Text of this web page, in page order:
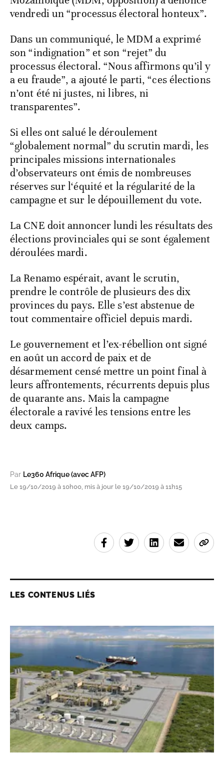
vendredi un “processus électoral honteux”.
Dans un communiqué, le MDM a exprimé
son “indignation” et son “rejet” du
processus électoral. “Nous affirmons qu’il y
a eu fraude”, a ajouté le parti, “ces élections
n’ont été ni justes, ni libres, ni
transparentes”.
Si elles ont salué le déroulement
“globalement normal” du scrutin mardi, les
principales missions internationales
d’observateurs ont émis de nombreuses
réserves sur l‘équité et la régularité de la
campagne et sur le dépouillement du vote.
La CNE doit annoncer lundi les résultats des
élections provinciales qui se sont également
déroulées mardi.
La Renamo espérait, avant le scrutin,
prendre le contrôle de plusieurs des dix
provinces du pays. Elle s’est abstenue de
tout commentaire officiel depuis mardi.
Le gouvernement et l’ex-rébellion ont signé
en août un accord de paix et de
désarmement censé mettre un point final à
leurs affrontements, récurrents depuis plus
de quarante ans. Mais la campagne
électorale a ravivé les tensions entre les
deux camps.
Par Le360 Afrique (avec AFP)
Le 19/10/2019 à 10h00, mis à jour le 19/10/2019 à 11h15
LES CONTENUS LIÉS